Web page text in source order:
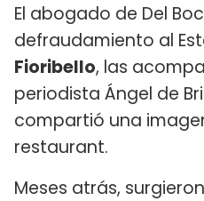
El abogado de Del
defraudamiento al
Fioribello, las
periodista Ángel de
compartió una
restaurant.
Meses atrás,